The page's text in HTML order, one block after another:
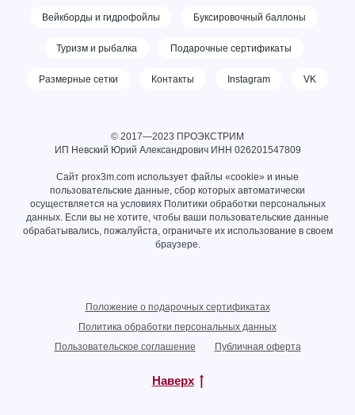
Вейкборды и гидрофойлы Буксировочный баллоны
Туризм и рыбалка Подарочные сертификаты
Размерные сетки Контакты Instagram VK
© 2017—2023 ПРОЭКСТРИМ
ИП Невский Юрий Александрович ИНН 026201547809
Сайт prox3m.com использует файлы «cookie» и иные
пользовательские данные, сбор которых автоматически
осуществляется на условиях Политики обработки персональных
данных. Если вы не хотите, чтобы ваши пользовательские данные
обрабатывались, пожалуйста, ограничьте их использование в своем
браузере.
Положение о подарочных сертификатах
Политика обработки персональных данных
Пользовательское соглашение
Публичная оферта
Наверх